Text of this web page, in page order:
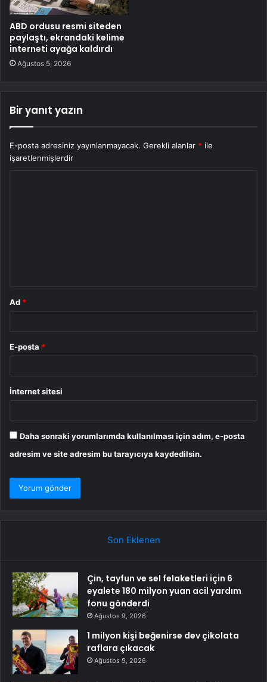
ABD ordusu resmi siteden
paylaştı, ekrandaki kelime
interneti ayağa kaldırdı
Ağustos 5, 2026
Bir yanıt yazın
E-posta adresiniz yayınlanmayacak. Gerekli alanlar * ile
işaretlenmişlerdir
Ad *
E-posta *
İnternet sitesi
Daha sonraki yorumlarımda kullanılması için adım, e-posta
adresim ve site adresim bu tarayıcıya kaydedilsin.
Son Eklenen
Çin, tayfun ve sel felaketleri için 6
eyalete 180 milyon yuan acil yardım
fonu gönderdi
Ağustos 9, 2026
1 milyon kişi beğenirse dev çikolata
raflara çıkacak
Ağustos 9, 2026